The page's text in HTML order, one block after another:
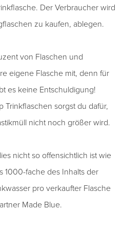
Der Verbraucher wird
zu kaufen, ablegen.
von Flaschen und
eigene Flasche mit, denn für
es keine Entschuldigung!
Trinkflaschen sorgst du dafür,
nicht noch größer wird.
nicht so offensichtlich ist wie
1000-fache des Inhalts der
pro verkaufter Flasche
Made Blue.